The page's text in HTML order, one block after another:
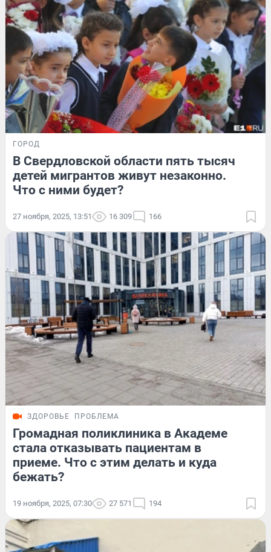
ГОРОД
В Свердловской области пять тысяч
детей мигрантов живут незаконно.
Что с ними будет?
27 ноября, 2025, 13:51 16 309 166
ЗДОРОВЬЕ ПРОБЛЕМА
Громадная поликлиника в Академе
стала отказывать пациентам в
приеме. Что с этим делать и куда
бежать?
19 ноября, 2025, 07:30 27 571 194